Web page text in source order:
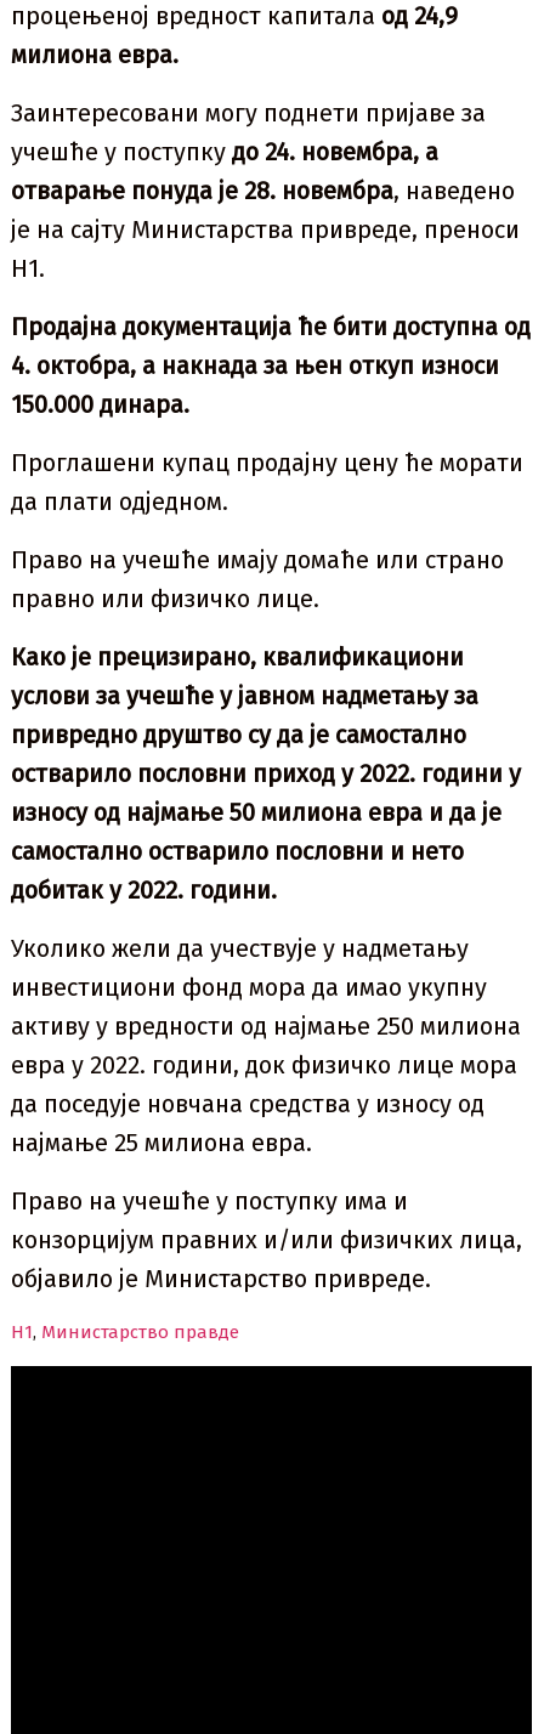
процењеној вредност капитала од 24,9
милиона евра.
Заинтересовани могу поднети пријаве за
учешће у поступкудо 24. новембра, а
отварање понуда је 28. новембра, наведено
је на сајту Министарства привреде, преноси
Н1.
Продајна документација ће бити доступна од
4. октобра, а накнада за њен откуп износи
150.000 динара.
Проглашени купац продајну цену ће морати
да плати одједном.
Право на учешће имају домаће или страно
правно или физичко лице.
Како је прецизирано, квалификациони
услови за учешће у јавном надметању за
привредно друштво су да је самостално
остварило пословни приход у 2022. години у
износу од најмање 50 милиона евра и да је
самостално остварило пословни и нето
добитак у 2022. години.
Уколико жели да учествује у надметању
инвестициони фонд мора да имао укупну
активу у вредности од најмање 250 милиона
евра у 2022. години, док физичко лице мора
да поседује новчана средства у износу од
најмање 25 милиона евра.
Право на учешће у поступку има и
конзорцијум правних и/или физичких лица,
објавило је Министарство привреде.
Н1, Министарство правде